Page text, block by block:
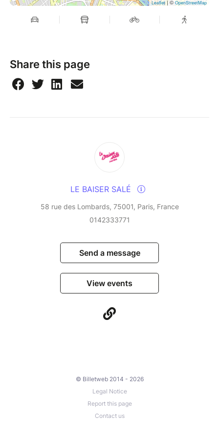
stars is definitely a master of the samba, and one of
such as Gilberto Gil and Caetano Veloso, a true
citizen.
“Caloé is one of the most exciting revelations of
Summer Festival with his spontaneity, boundless
A set that will be followed by every Sunday's
Leaflet| ©OpenStreetMap
Share this page
LE BAISER SALÉ
58 rue des Lombards, 75001, Paris, France
0142333771
Send a message
View events
© Billetweb 2014 - 2026
Legal Notice
Report this page
Contact us